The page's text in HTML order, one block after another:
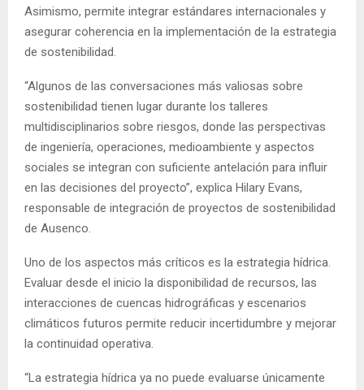
Asimismo, permite integrar estándares internacionales y
asegurar coherencia en la implementación de la estrategia
de sostenibilidad.
“Algunos de las conversaciones más valiosas sobre
sostenibilidad tienen lugar durante los talleres
multidisciplinarios sobre riesgos, donde las perspectivas
de ingeniería, operaciones, medioambiente y aspectos
sociales se integran con suficiente antelación para influir
en las decisiones del proyecto”, explica Hilary Evans,
responsable de integración de proyectos de sostenibilidad
de Ausenco.
Uno de los aspectos más críticos es la estrategia hídrica.
Evaluar desde el inicio la disponibilidad de recursos, las
interacciones de cuencas hidrográficas y escenarios
climáticos futuros permite reducir incertidumbre y mejorar
la continuidad operativa.
“La estrategia hídrica ya no puede evaluarse únicamente